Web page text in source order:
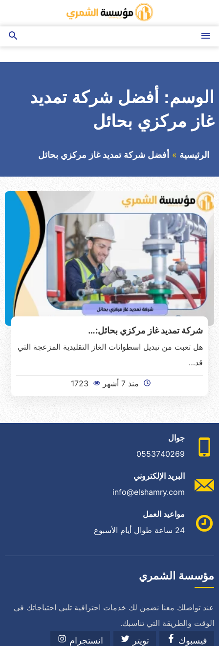
إلى
المحتوى
القائمة
بحث
الوسم:
أفضل شركة تمديد
غاز مركزي بحائل
الرئيسية أفضل شركة تمديد غاز مركزي بحائل
شركة تمديد غاز مركزي بحائل:…
هل تعبت من تبديل اسطوانات الغاز التقليدية المزعجة التي
قد…
منذ 7 أشهر 1723
جوال
0553740269
البريد الإلكتروني
info@elshamry.com
مواعيد العمل
24 ساعة طوال أيام الأسبوع
مؤسسة الشمري
عند تواصلك معنا نضمن لك خدمات احترافية تلبي احتياجاتك في
الوقت والطريقة التي تناسبك.
فيسبوك تويتر
انستجرام